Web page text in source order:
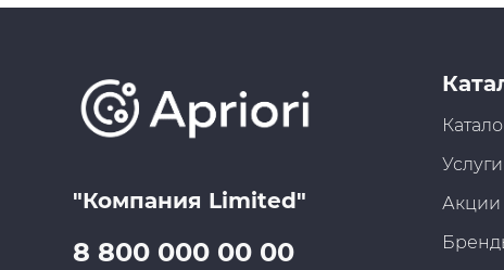
"Компания Limited"
8 800 000 00 00
Услуги
Акции